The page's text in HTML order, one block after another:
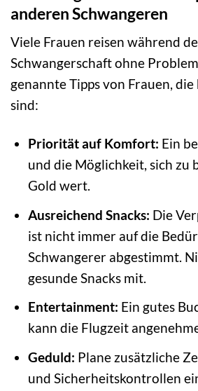
anderen Schwangeren
Viele Frauen reisen während
Schwangerschaft ohne
genannte Tipps von Frauen,
sind:
Priorität auf Komfort: Ein
und die Möglichkeit, sich zu
Gold wert.
Ausreichend Snacks: Die
ist nicht immer auf die
Schwangerer abgestimmt.
gesunde Snacks mit.
Entertainment: Ein gutes
kann die Flugzeit
Geduld: Plane zusätzliche
und Sicherheitskontrollen